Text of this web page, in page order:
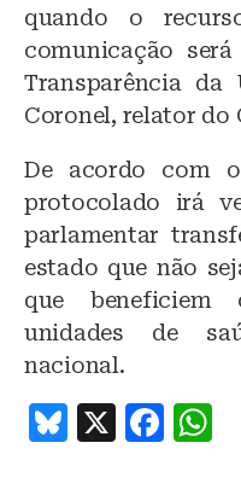
quando o
comunicação
Transparência da
Coronel, relator do
De acordo com
protocolado irá
parlamentar
estado que não
que
unidades de
nacional.
B
X
F